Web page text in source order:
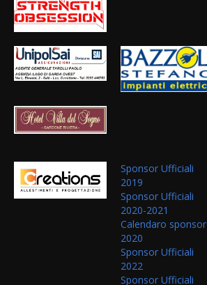
Sponsor Ufficiali
2019
Sponsor Ufficiali
2020-2021
Calendaro sponsor
2020
Sponsor Ufficiali
2022
Sponsor Ufficiali